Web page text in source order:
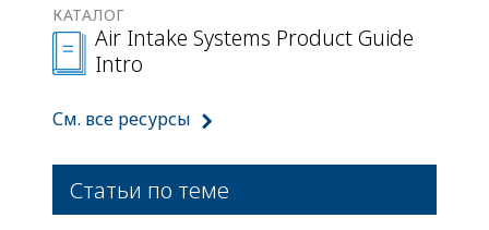
КАТАЛОГ
Air Intake Systems Product Guide
Intro
См. все ресурсы
Статьи по теме